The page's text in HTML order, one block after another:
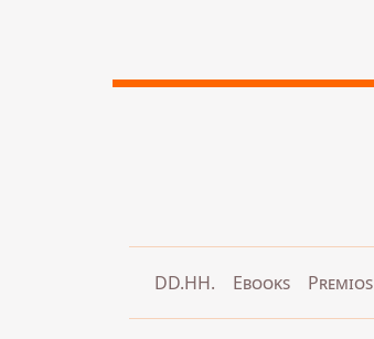
DD.HH. Ebooks Premios